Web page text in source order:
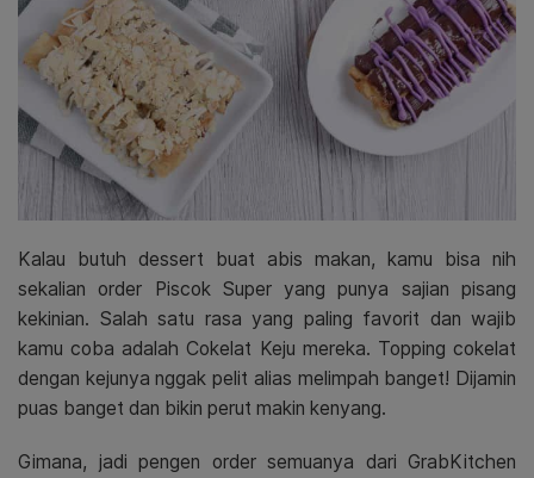
Kalau butuh dessert buat abis makan, kamu bisa nih
sekalian order Piscok Super yang punya sajian pisang
kekinian. Salah satu rasa yang paling favorit dan wajib
kamu coba adalah Cokelat Keju mereka. Topping cokelat
dengan kejunya nggak pelit alias melimpah banget! Dijamin
puas banget dan bikin perut makin kenyang.
Gimana, jadi pengen order semuanya dari GrabKitchen